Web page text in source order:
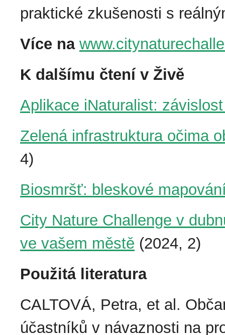
praktické zkušenosti s
Více na
K dalšímu čtení v Živě
Aplikace iNaturalist:
Zelená infrastruktura očima
4)
Biosmršť: bleskové
City Nature Challenge v
ve vašem městě (2024, 2)
Použitá literatura
CALTOVÁ, Petra, et al.
účastníků v návaznosti na